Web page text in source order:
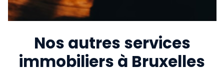
Nos autres services
immobiliers à Bruxelles